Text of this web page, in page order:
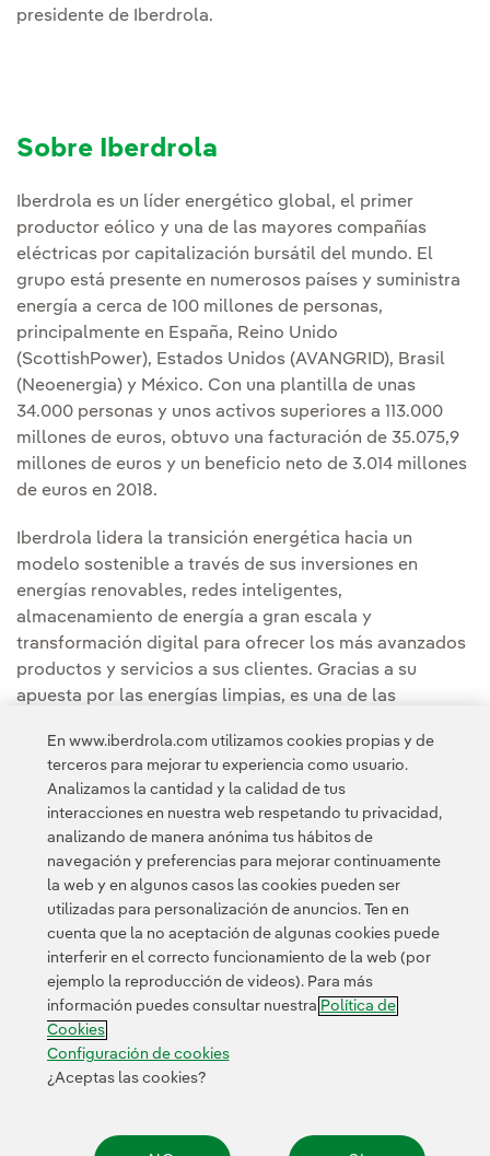
presidente de Iberdrola.
Sobre Iberdrola
Iberdrola es un líder energético global, el primer
productor eólico y una de las mayores compañías
eléctricas por capitalización bursátil del mundo. El
grupo está presente en numerosos países y suministra
energía a cerca de 100 millones de personas,
principalmente en España, Reino Unido
(ScottishPower), Estados Unidos (AVANGRID), Brasil
(Neoenergia) y México. Con una plantilla de unas
34.000 personas y unos activos superiores a 113.000
millones de euros, obtuvo una facturación de 35.075,9
millones de euros y un beneficio neto de 3.014 millones
de euros en 2018.
Iberdrola lidera la transición energética hacia un
modelo sostenible a través de sus inversiones en
energías renovables, redes inteligentes,
almacenamiento de energía a gran escala y
transformación digital para ofrecer los más avanzados
productos y servicios a sus clientes. Gracias a su
apuesta por las energías limpias, es una de las
internacional por su contribución a la lucha contra el
cambio climático y a la sostenibilidad.
Contacta Clientes Política de Privacidad Información legal
Política de cookies Configuración de cookies Accesibilidad
Canal de denuncias
© 2026 Iberdrola, S.A. Reservados todos los derechos.
En www.iberdrola.com utilizamos cookies propias y de
terceros para mejorar tu experiencia como usuario.
Analizamos la cantidad y la calidad de tus
interacciones en nuestra web respetando tu privacidad,
analizando de manera anónima tus hábitos de
navegación y preferencias para mejorar continuamente
la web y en algunos casos las cookies pueden ser
utilizadas para personalización de anuncios. Ten en
cuenta que la no aceptación de algunas cookies puede
interferir en el correcto funcionamiento de la web (por
ejemplo la reproducción de videos). Para más
información puedes consultar nuestra Política de
Cookies
Configuración de cookies
¿Aceptas las cookies?